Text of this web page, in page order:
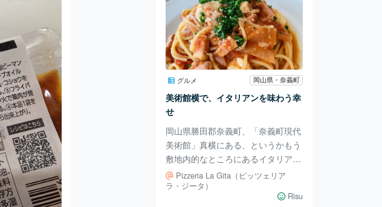
ンラーメンが、なんとお家で楽しめ
るチルド麺になったなんて！ 子ど
もがいてはなかなかラーメン屋さん
には行けないので、 これはかなり
気になります。 さっそく家で息子
と食べてみることに。 中身は、麺
とスープとニンニクパウダー。 ニ
ンニクのパンチが効いたベトコンラ
ーメンならでは、
グルメ 岡山県・奈義町
美術館横で、イタリアンを味わう幸
せ
岡山県勝田郡奈義町、「奈義町現代
美術館」真横にある、というかもう
敷地内的なところにあるイタリアン
のお店「Pizzeria La Gita（ピッツェ
リア ラ・ジータ）」さんに行って
きたよ～。 奈義町現代美術館のレ
Pizzeria La Gita（ピッツェリア
ラ・ジータ）
Risu